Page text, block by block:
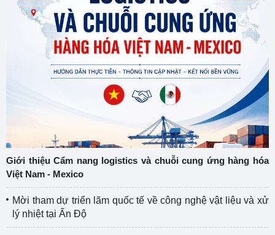
Giới thiệu Cẩm nang logistics và chuỗi cung ứng hàng hóa
Việt Nam - Mexico
Mời tham dự triển lãm quốc tế về công nghệ vật liệu và xử
lý nhiệt tại Ấn Độ